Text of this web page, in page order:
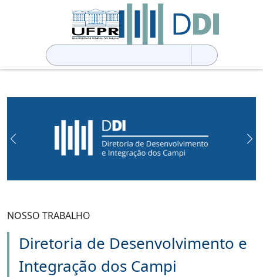
Pesquisar
por:
Previous
NOSSO TRABALHO
Diretoria de Desenvolvimento e
Integração dos Campi